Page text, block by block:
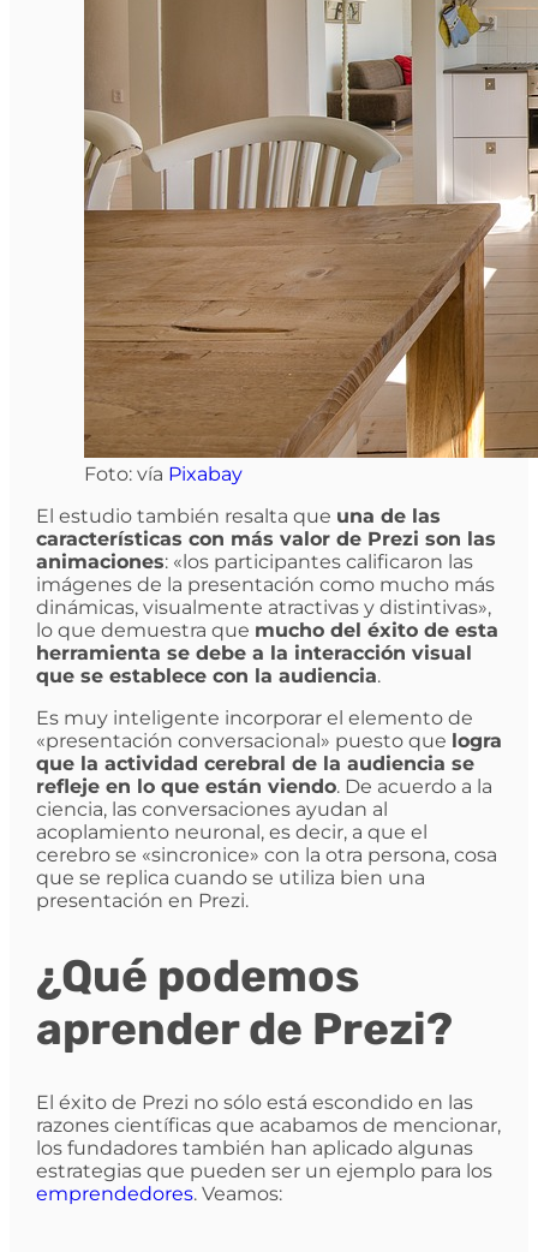
Foto: vía Pixabay
El estudio también resalta que una de las
características con más valor de Prezi son las
animaciones: «los participantes calificaron las
imágenes de la presentación como mucho más
dinámicas, visualmente atractivas y distintivas»,
lo que demuestra que mucho del éxito de esta
herramienta se debe a la interacción visual
que se establece con la audiencia.
Es muy inteligente incorporar el elemento de
«presentación conversacional» puesto que logra
que la actividad cerebral de la audiencia se
refleje en lo que están viendo. De acuerdo a la
ciencia, las conversaciones ayudan al
acoplamiento neuronal, es decir, a que el
cerebro se «sincronice» con la otra persona, cosa
que se replica cuando se utiliza bien una
presentación en Prezi.
¿Qué podemos
aprender de Prezi?
El éxito de Prezi no sólo está escondido en las
razones científicas que acabamos de mencionar,
los fundadores también han aplicado algunas
estrategias que pueden ser un ejemplo para los
emprendedores. Veamos: